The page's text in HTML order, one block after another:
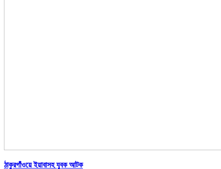
ঠাকুরগাঁওয়ে ইয়াবাসহ যুবক আটক